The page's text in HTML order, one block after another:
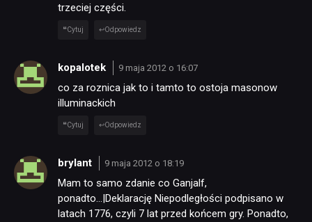
trzeciej części.
Cytuj Odpowiedz
kopalotek 9 maja 2012 o 16:07
co za roznica jak to i tamto to ostoja masonow
illuminackich
Cytuj Odpowiedz
brylant 9 maja 2012 o 18:19
Mam to samo zdanie co Ganjalf,
ponadto…|Deklarację Niepodległości podpisano w
latach 1776, czyli 7 lat przed końcem gry. Ponadto,